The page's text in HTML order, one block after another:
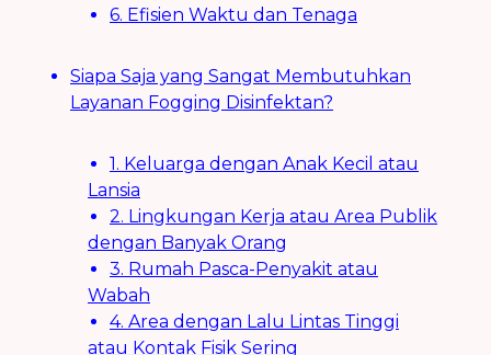
6. Efisien Waktu dan Tenaga
Siapa Saja yang Sangat Membutuhkan
Layanan Fogging Disinfektan?
1. Keluarga dengan Anak Kecil atau
Lansia
2. Lingkungan Kerja atau Area Publik
dengan Banyak Orang
3. Rumah Pasca-Penyakit atau
Wabah
4. Area dengan Lalu Lintas Tinggi
atau Kontak Fisik Sering